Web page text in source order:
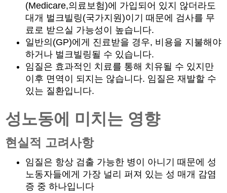
(Medicare,의료보험)에 가입되어 있지 않더라도
대개 벌크빌링(국가지원)이기 때문에 검사를 무
료로 받으실 가능성이 높습니다.
일반의(GP)에게 진료받을 경우, 비용을 지불해야
하거나 벌크빌링될 수 있습니다.
임질은 효과적인 치료를 통해 치유될 수 있지만
이후 면역이 되지는 않습니다. 임질은 재발할 수
있는 질환입니다.
성노동에 미치는 영향
현실적 고려사항
임질은 항상 검출 가능한 병이 아니기 때문에 성
노동자들에게 가장 널리 퍼져 있는 성 매개 감염
증 중 하나입니다